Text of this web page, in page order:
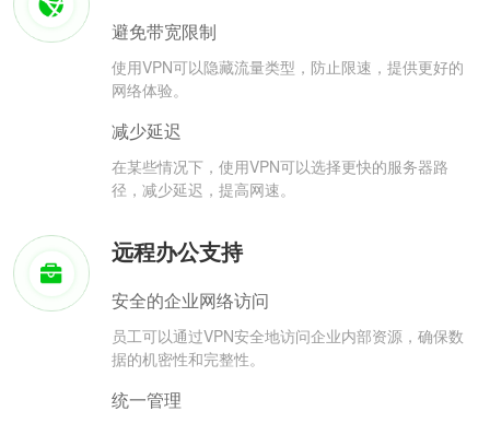
避免带宽限制
使用VPN可以隐藏流量类型，防止限速，提供更好的
网络体验。
减少延迟
在某些情况下，使用VPN可以选择更快的服务器路
径，减少延迟，提高网速。
远程办公支持
安全的企业网络访问
员工可以通过VPN安全地访问企业内部资源，确保数
据的机密性和完整性。
统一管理